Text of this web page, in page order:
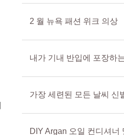
2 월 뉴욕 패션 위크 의상
내가 기내 반입에 포장하
가장 세련된 모든 날씨 신
DIY Argan 오일 컨디셔너